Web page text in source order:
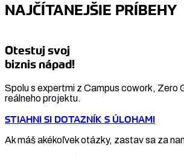
NAJČÍTANEJŠIE PRÍBEHY
Otestuj svoj
biznis nápad!
Spolu s expertmi z Campus cowork, Zero
reálneho projektu.
STIAHNI SI DOTAZNÍK S ÚLOHAMI
Ak máš akékoľvek otázky, zastav sa za